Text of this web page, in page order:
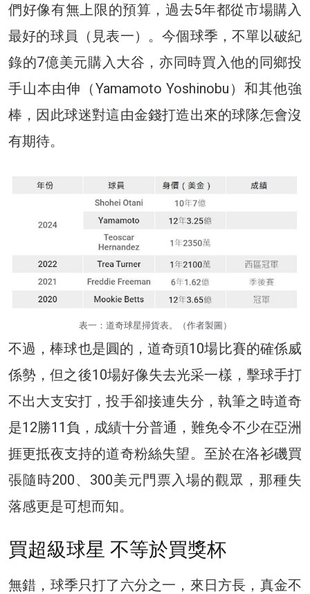
們好像有無上限的預算，過去5年都從市場購入
最好的球員（見表一）。今個球季，不單以破紀
錄的7億美元購入大谷，亦同時買入他的同鄉投
手山本由伸（Yamamoto Yoshinobu）和其他強
棒，因此球迷對這由金錢打造出來的球隊怎會沒
有期待。
表一：道奇球星掃貨表。（作者製圖）
不過，棒球也是圓的，道奇頭10場比賽的確係威
係勢，但之後10場好像失去光采一樣，擊球手打
不出大支安打，投手卻接連失分，執筆之時道奇
是12勝11負，成績十分普通，難免令不少在亞洲
捱更抵夜支持的道奇粉絲失望。至於在洛衫磯買
張隨時200、300美元門票入場的觀眾，那種失
落感更是可想而知。
買超級球星 不等於買獎杯
無錯，球季只打了六分之一，來日方長，真金不